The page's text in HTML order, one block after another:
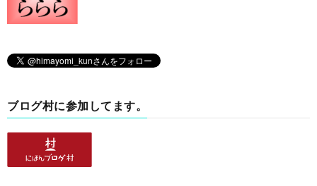
ブログ村に参加してます。